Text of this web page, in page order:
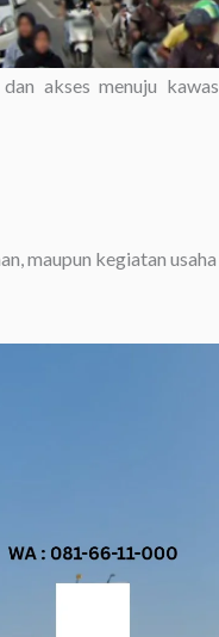
akses menuju
maupun kegiatan